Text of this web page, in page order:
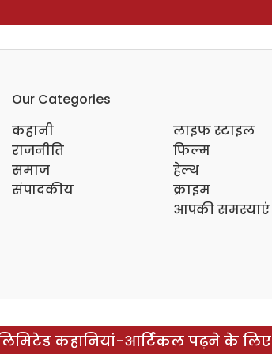
Our Categories
कहानी
राजनीति
समाज
संपादकीय
लाइफ स्टाइल
फिल्म
हेल्थ
क्राइम
आपकी समस्याएं
कहानियां-आर्टिकल पढ़ने के लिए